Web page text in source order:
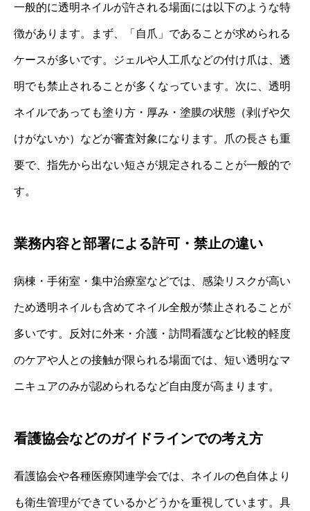
一般的に透明ネイルが許される場面には以下のような特
徴があります。まず、「自爪」であることが求められる
ケースが多いです。ジェルや人工爪などの付け爪は、透
明でも禁止されることが多くなっています。次に、透明
ネイルであっても塗り方・厚み・塗膜の状態（剥げや欠
けがないか）などが審査対象になります。爪の長さも重
要で、指先から出ない短さが規定されることが一般的で
す。
業務内容と部署による許可・禁止の違い
病棟・手術室・集中治療室などでは、感染リスクが高い
ため透明ネイルも含めてネイル全般が禁止されることが
多いです。反対に外来・介護・訪問看護など比較的軽度
のケアや人との接触が限られる場面では、短い透明なマ
ニキュアのみが認められるなど自由度が高まります。
看護協会などのガイドラインでの考え方
看護協会や各種医療関連学会では、ネイルの色自体より
も衛生管理ができているかどうかを重視しています。具